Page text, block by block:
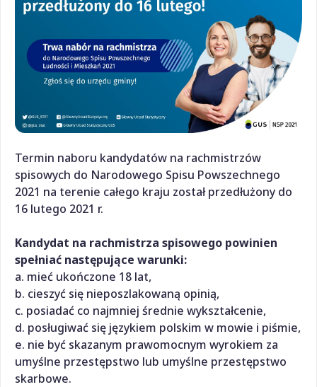
Termin naboru kandydatów na rachmistrzów
spisowych do Narodowego Spisu Powszechnego
2021 na terenie całego kraju został przedłużony do
16 lutego 2021 r.
Kandydat na rachmistrza spisowego powinien
spełniać następujące warunki:
a. mieć ukończone 18 lat,
b. cieszyć się nieposzlakowaną opinią,
c. posiadać co najmniej średnie wykształcenie,
d. posługiwać się językiem polskim w mowie i piśmie,
e. nie być skazanym prawomocnym wyrokiem za
umyślne przestępstwo lub umyślne przestępstwo
skarbowe.